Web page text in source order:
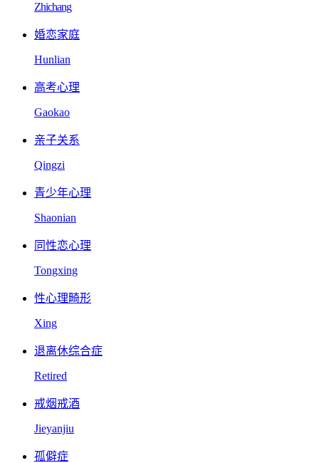
Zhichang
婚恋家庭
Hunlian
高考心理
Gaokao
亲子关系
Qingzi
青少年心理
Shaonian
同性恋心理
Tongxing
性心理畸形
Xing
退离休综合症
Retired
戒烟戒酒
Jieyanjiu
孤僻症